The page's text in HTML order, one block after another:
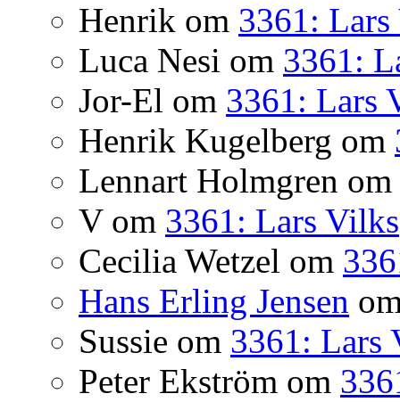
Henrik om 3361:
Luca Nesi om 3361:
Jor-El om 3361: Lars
Henrik Kugelberg om
Lennart Holmgren om
Vom 3361: Lars Vilks
Cecilia Wetzel om
Hans Erling Jensen
Sussie om 3361: Lars
Peter Ekström om